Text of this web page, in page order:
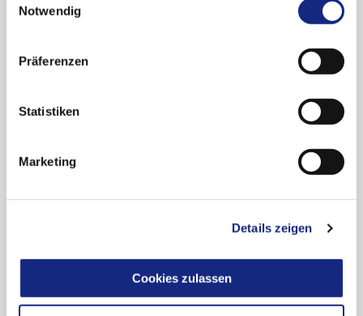
Cookies, wenn Sie unsere Webseite weiterhin
Notwendig
Präferenzen
Statistiken
Marketing
Details zeigen
Cookies zulassen
2017–2019 Fernstudium an der Friedrich-
Abschluss of Health Business Administration
2019–2023 Oberärztin Abteilung für
Neurologie, Ernst von Bergmann Klinikum
Seit 2024 Leitende Oberärztin Neurologie im
Deutsche Gesellschaft für Neurologie (DGN)